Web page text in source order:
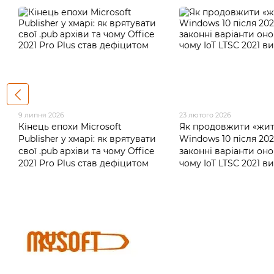
9 липня 2026
Кінець епохи Microsoft
Publisher у хмарі: як врятувати
свої .pub архіви та чому Office
2021 Pro Plus став дефіцитом
23 лютого 2026
Як продовжити
Windows 10 після
законні варіанти
чому IoT LTSC 2021